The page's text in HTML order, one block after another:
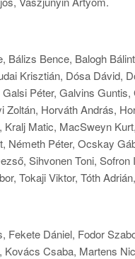
Bálizs Bence, Balogh
Krisztián, Dósa Dávid,
Péter, Galvins
Horváth András,
Matic, MacSweyn
Németh Péter, Ocskay
Sihvonen Toni,
Tokaji Viktor, Tóth
Fekete Dániel, Fodor
Csaba, Martens